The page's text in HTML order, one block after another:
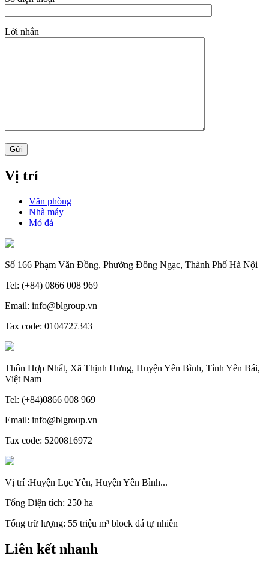
Lời nhắn
Vị trí
Văn phòng
Nhà máy
Mỏ đá
Số 166 Phạm Văn Đồng, Phường Đông Ngạc, Thành Phố Hà Nội
Tel: (+84) 0866 008 969
Email: info@blgroup.vn
Tax code: 0104727343
Thôn Hợp Nhất, Xã Thịnh Hưng, Huyện Yên Bình, Tỉnh Yên Bái,
Việt Nam
Tel: (+84)0866 008 969
Email: info@blgroup.vn
Tax code: 5200816972
Vị trí :Huyện Lục Yên, Huyện Yên Bình...
Tổng Diện tích: 250 ha
Tổng trữ lượng: 55 triệu m³ block đá tự nhiên
Liên kết nhanh